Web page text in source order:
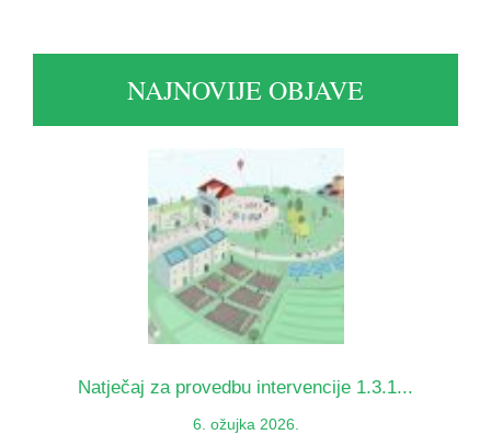
NAJNOVIJE OBJAVE
Natječaj za provedbu intervencije 1.3.1...
6. ožujka 2026.